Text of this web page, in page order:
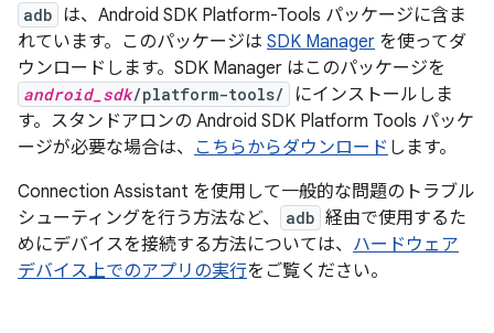
adb は、Android SDK Platform-Tools パッケージに含ま
れています。このパッケージは SDK Manager を使ってダ
ウンロードします。SDK Manager はこのパッケージを
android_sdk/platform-tools/
にインストールしま
す。スタンドアロンの Android SDK Platform Tools パッケ
ージが必要な場合は、 こちらからダウンロード します。
Connection Assistant を使用して一般的な問題のトラブル
シューティングを行う方法など、
adb 経由で使用するた
めにデバイスを接続する方法については、 ハードウェア
デバイス上でのアプリの実行をご覧ください。